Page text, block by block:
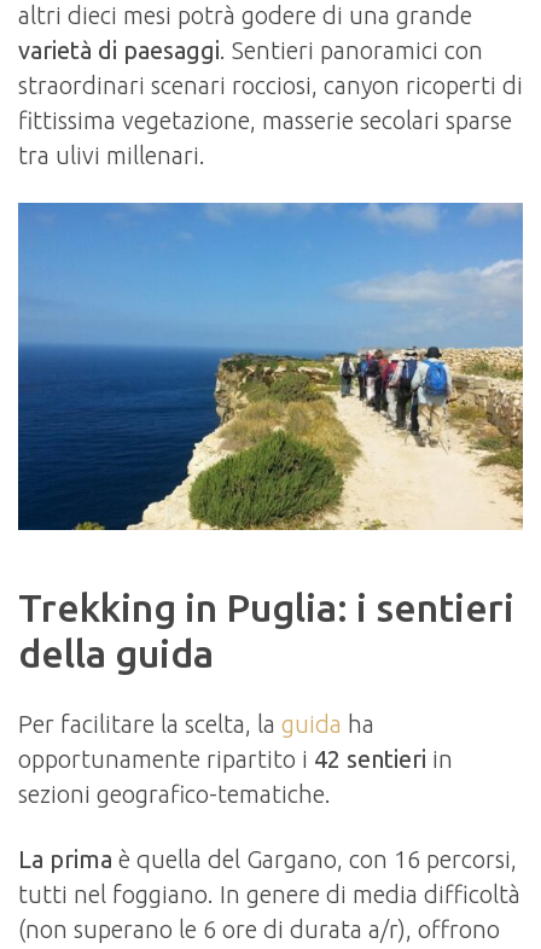
altri dieci mesi potrà godere di una grande
varietà di paesaggi. Sentieri panoramici con
straordinari scenari rocciosi, canyon ricoperti di
fittissima vegetazione, masserie secolari sparse
tra ulivi millenari.
Trekking in Puglia: i sentieri
della guida
Per facilitare la scelta, la guida ha
opportunamente ripartito i 42 sentieri in
sezioni geografico-tematiche.
La prima è quella del Gargano, con 16 percorsi,
tutti nel foggiano. In genere di media difficoltà
(non superano le 6 ore di durata a/r), offrono